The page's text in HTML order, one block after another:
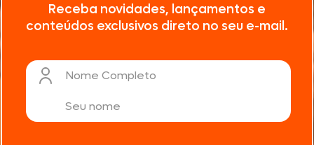
Receba novidades, lançamentos e
conteúdos exclusivos direto no seu e-mail.
Nome Completo